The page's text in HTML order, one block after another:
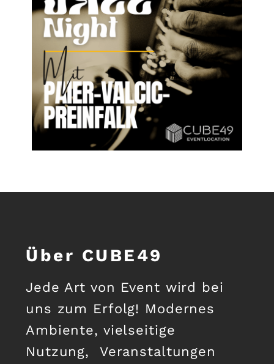
Über CUBE49
Jede Art von Event wird bei
uns zum Erfolg! Modernes
Ambiente, vielseitige
Nutzung, Veranstaltungen